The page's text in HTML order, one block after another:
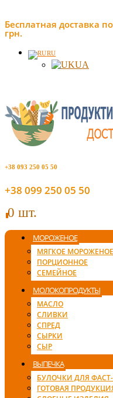
Бесплатная доставка
грн.
RU
UA
+38 093 250 05 50
+38 099 250 05 50
00 шт.
МОРОЖЕНОЕ
МЯГКОЕ МОРОЖЕНОЕ
ПОРЦИОННОЕ
СЕМЕЙНОЕ
МОЛОКОПРОДУКТЫ
МАСЛО
СЛИВКИ
СПРЕД
СЫРКИ
СЫР
ВЫПЕЧКА
БУЛОЧКИ ДЛЯ
ГОТОВАЯ